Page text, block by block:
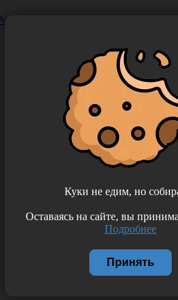
(ООО "Автохимпроект")
Куки не едим, но
Оставаясь на сайте, вы
Подробнее
Принять